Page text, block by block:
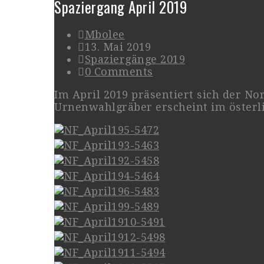
Spaziergang April 2019
Mbolee
13. Mai 2019
Spaziergänge 2019
0 Comments
Im April 2019 präsentiert sich der
Urnenwahlgräber erscheint im